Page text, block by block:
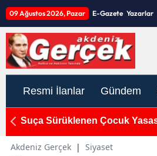
09 Ağustos 2026, Pazar E-Gazete Yazarlar
Resmi İlanlar Gündem
Suça Sürüklenen Çocuk
Akdeniz Gerçek | Siyaset